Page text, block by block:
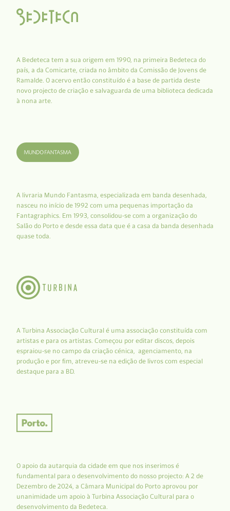
A Bedeteca tem a sua origem em 1990, na primeira Bedeteca do
país, a da Comicarte, criada no âmbito da Comissão de Jovens de
Ramalde. O acervo então constituído é a base de partida deste
novo projecto de criação e salvaguarda de uma biblioteca dedicada
à nona arte.
A livraria Mundo Fantasma, especializada em banda desenhada,
nasceu no início de 1992 com uma pequenas importação da
Fantagraphics. Em 1993, consolidou-se com a organização do
Salão do Porto e desde essa data que é a casa da banda desenhada
quase toda.
A Turbina Associação Cultural é uma associação constituída com
artistas e para os artistas. Começou por editar discos, depois
espraiou-se no campo da criação cénica, agenciamento, na
produção e por fim, atreveu-se na edição de livros com especial
destaque para a BD.
O apoio da autarquia da cidade em que nos inserimos é
fundamental para o desenvolvimento do nosso projecto: A 2 de
Dezembro de 2024, a Câmara Municipal do Porto aprovou por
unanimidade um apoio à Turbina Associação Cultural para o
desenvolvimento da Bedeteca.